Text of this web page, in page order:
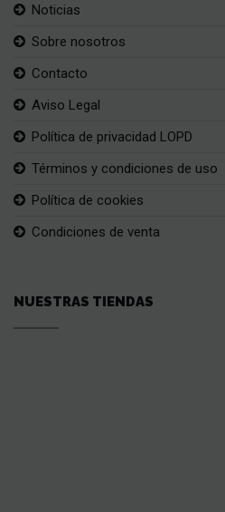
Noticias
Sobre nosotros
Contacto
Aviso Legal
Política de privacidad LOPD
Términos y condiciones de uso
Política de cookies
Condiciones de venta
NUESTRAS TIENDAS